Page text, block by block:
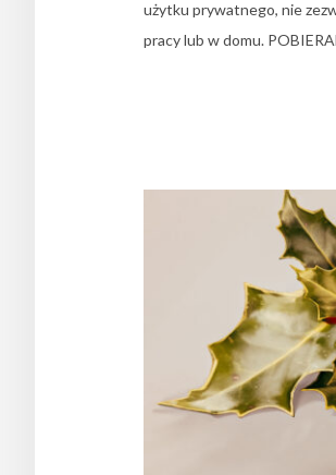
użytku prywatnego, nie
pracy lub w domu.